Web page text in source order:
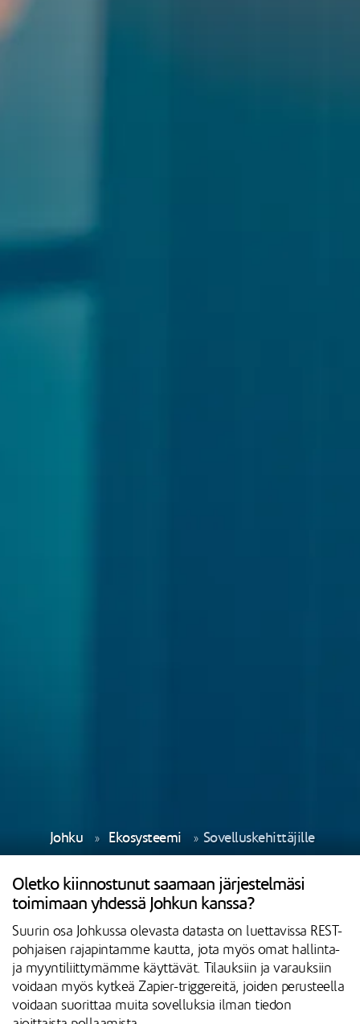
Johku Ekosysteemi Sovelluskehittäjille
Oletko kiinnostunut saamaan järjestelmäsi
toimimaan yhdessä Johkun kanssa?
Suurin osa Johkussa olevasta datasta on luettavissa REST-
pohjaisen rajapintamme kautta, jota myös omat hallinta-
ja myyntiliittymämme käyttävät. Tilauksiin ja varauksiin
voidaan myös kytkeä Zapier-triggereitä, joiden perusteella
voidaan suorittaa muita sovelluksia ilman tiedon